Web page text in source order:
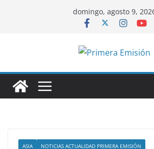
domingo, agosto 9,
ASIA NOTICIAS ACTUALIDAD PRIMERA EMISIÓN